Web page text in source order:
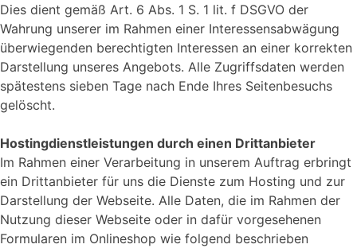
Dies dient gemäß Art. 6 Abs. 1 S. 1 lit. f DSGVO der
Wahrung unserer im Rahmen einer Interessensabwägung
überwiegenden berechtigten Interessen an einer korrekten
Darstellung unseres Angebots. Alle Zugriffsdaten werden
spätestens sieben Tage nach Ende Ihres Seitenbesuchs
gelöscht.
Hostingdienstleistungen durch einen Drittanbieter
Im Rahmen einer Verarbeitung in unserem Auftrag erbringt
ein Drittanbieter für uns die Dienste zum Hosting und zur
Darstellung der Webseite. Alle Daten, die im Rahmen der
Nutzung dieser Webseite oder in dafür vorgesehenen
Formularen im Onlineshop wie folgend beschrieben